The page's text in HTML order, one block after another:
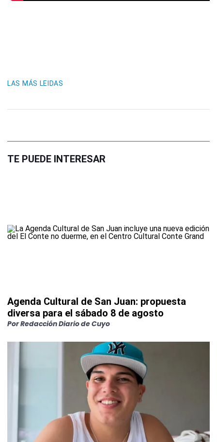
LAS MÁS LEIDAS
TE PUEDE INTERESAR
Agenda Cultural de San Juan: propuesta
diversa para el sábado 8 de agosto
PorRedacción Diario de Cuyo